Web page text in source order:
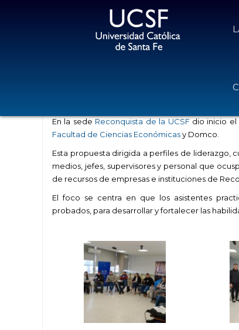
En la sedeReconquista de la UCSFdio inicio el
Facultad de Ciencias Económicasy Domco.
Esta propuesta dirigida a perfiles de liderazgo,
medios, jefes, supervisores y personal que
de recursos de empresas e instituciones de
El foco se centra en que los asistentes
probados, para desarrollar y fortalecer las